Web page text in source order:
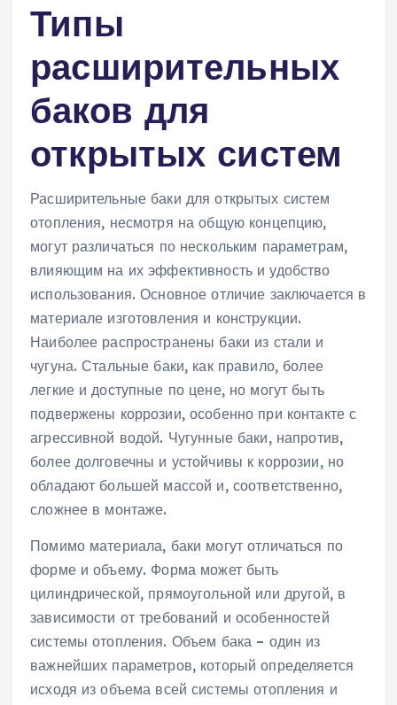
Типы
расширительных
баков для
открытых систем
Расширительные баки для открытых систем
отопления‚ несмотря на общую концепцию‚
могут различаться по нескольким параметрам‚
влияющим на их эффективность и удобство
использования. Основное отличие заключается в
материале изготовления и конструкции.
Наиболее распространены баки из стали и
чугуна. Стальные баки‚ как правило‚ более
легкие и доступные по цене‚ но могут быть
подвержены коррозии‚ особенно при контакте с
агрессивной водой. Чугунные баки‚ напротив‚
более долговечны и устойчивы к коррозии‚ но
обладают большей массой и‚ соответственно‚
сложнее в монтаже.
Помимо материала‚ баки могут отличаться по
форме и объему. Форма может быть
цилиндрической‚ прямоугольной или другой‚ в
зависимости от требований и особенностей
системы отопления. Объем бака – один из
важнейших параметров‚ который определяется
исходя из объема всей системы отопления и